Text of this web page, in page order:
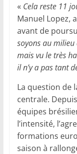
« Cela reste 11
Manuel Lopez,
avant de
soyons au
mais vu le très
il n’y a pas tant
La question de
centrale.
équipes
l’intensité,
formations
saison à